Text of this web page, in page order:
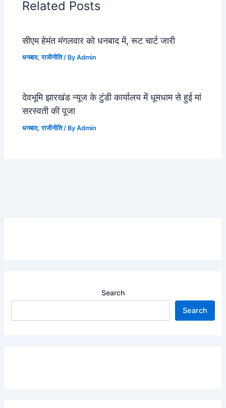
Related Posts
सीएम हेमंत मंगलवार को धनबाद में, रूट चार्ट जारी
धनबाद,राजीनीति/ ByAdmin
देवभूमि झारखंड न्यूज के टुंडी कार्यालय में धूमधाम से हुई मां
सरस्वती की पूजा
धनबाद,राजीनीति/ ByAdmin
Search
Search